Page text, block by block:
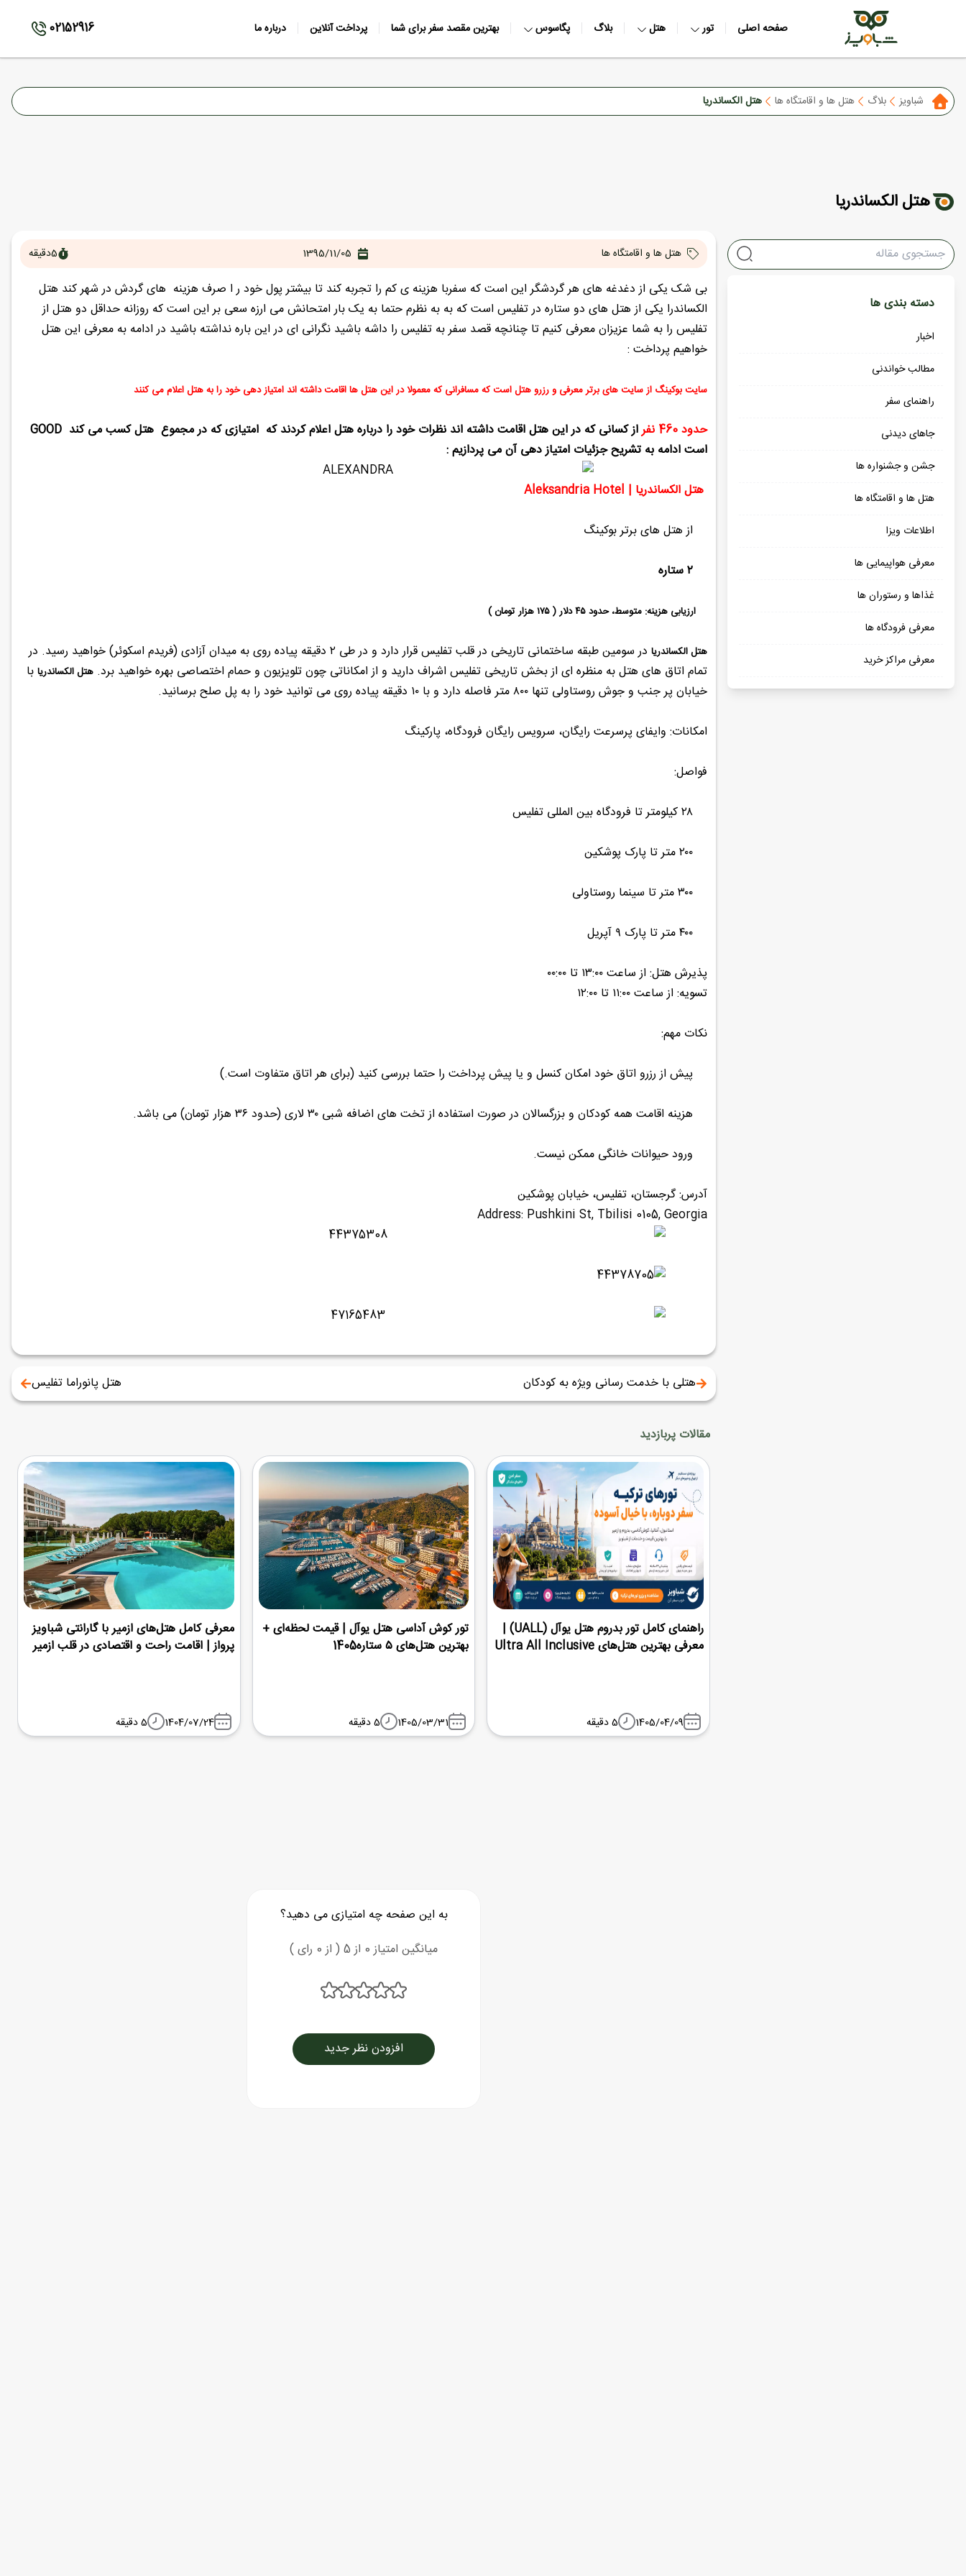
صفحه اصلی تور هتل بلاگ پگاسوس بهترین مقصد سفر برای شما پرداخت آنلاین درباره ما 02152916
شباویز بلاگ هتل ها و اقامتگاه ها هتل الکساندریا
هتل الکساندریا
دسته بندی ها
اخبار
مطالب خواندنی
راهنمای سفر
جاهای دیدنی
جشن و جشنواره ها
هتل ها و اقامتگاه ها
اطلاعات ویزا
معرفی هواپیمایی ها
غذاها و رستوران ها
معرفی فرودگاه ها
معرفی مراکز خرید
هتل ها و اقامتگاه ها 1395/11/05
5دقیقه
بی شک یکی از دغدغه های هر گردشگر این است که سفربا هزینه ی کم را تجربه کند تا بیشتر پول خود ر ا صرف هزینه های گردش در شهر کند هتل
الکساندرا یکی از هتل های دو ستاره در تفلیس است که به به نظرم حتما به یک بار امتحانش می ارزه سعی بر این است که روزانه حداقل دو هتل از
تفلیس را به شما عزیزان معرفی کنیم تا چنانچه قصد سفر به تفلیس را داشه باشید نگرانی ای در این باره نداشته باشید در ادامه به معرفی این هتل
خواهیم پرداخت :
سایت بوکینگ از سایت های برتر معرفی و رزرو هتل است که مسافرانی که معمولا در این هتل ها اقامت داشته اند امتیاز دهی خود را به هتل اعلام می کنند
حدود 460 نفر
است ادامه به تشریح جزئیات امتیاز دهی آن می پردازیم :
هتل الکساندریا | Aleksandria Hotel
از هتل های برتر بوکینگ
ارزیابی هزینه: متوسط، حدود ۴۵ دلار ( ۱۷۵ هزار تومان )
هتل الکساندریا
در سومین طبقه ساختمانی تاریخی در قلب تفلیس قرار دارد و در طی ۲ دقیقه پیاده روی به میدان آزادی (فریدم اسکوئر) خواهید رسید. در
تمام اتاق های هتل به منظره ای از بخش تاریخی تفلیس اشراف دارید و از امکاناتی چون تلویزیون و حمام اختصاصی بهره خواهید برد. هتل الکساندریا با
خیابان پر جنب و جوش روستاولی تنها ۸۰۰ متر فاصله دارد و با ۱۰ دقیقه پیاده روی می توانید خود را به پل صلح برسانید.
امکانات: وایفای پرسرعت رایگان، سرویس رایگان فرودگاه، پارکینگ
فواصل:
پذیرش هتل: از ساعت ۱۳:۰۰ تا ۰۰:۰۰
تسویه: از ساعت ۱۱:۰۰ تا ۱۲:۰۰
نکات مهم:
پیش از رزرو اتاق خود امکان کنسل و یا پیش پرداخت را حتما بررسی کنید (برای هر اتاق متفاوت است.)
هزینه اقامت همه کودکان و بزرگسالان در صورت استفاده از تخت های اضافه شبی ۳۰ لاری (حدود ۳۶ هزار تومان) می باشد.
ورود حیوانات خانگی ممکن نیست.
آدرس: گرجستان، تفلیس، خیابان پوشکین
Address: Pushkini St, Tbilisi 0105, Georgia
هتلی با خدمت رسانی ویژه به کودکان هتل پانوراما تفلیس
مقالات پربازدید
راهنمای کامل تور بدروم هتل یوآل (UALL) |
معرفی بهترین هتل‌های Ultra All Inclusive
1405/04/09 5 دقیقه
تور کوش آداسی هتل یوآل | قیمت لحظه‌ای +
بهترین هتل‌های ۵ ستاره1405
1405/03/31 5 دقیقه
معرفی کامل هتل‌های ازمیر با گارانتی شباویز
پرواز | اقامت راحت و اقتصادی در قلب ازمیر
1404/07/24 5 دقیقه
به این صفحه چه امتیازی می دهید؟
میانگین امتیاز 0 از 5 ( از 0 رای )
افزودن نظر جدید